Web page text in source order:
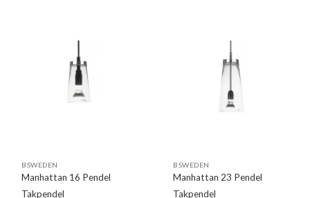
BSWEDEN
Manhattan 16 Pendel
Takpendel
BSWEDEN
Manhattan 23 Pendel
Takpendel